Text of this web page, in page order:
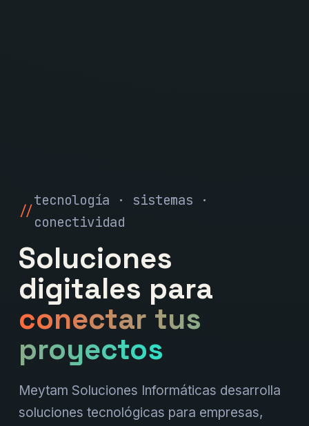
tecnología · sistemas ·
conectividad
Soluciones
digitales para
conectar tus
proyectos
Meytam Soluciones Informáticas desarrolla
soluciones tecnológicas para empresas,